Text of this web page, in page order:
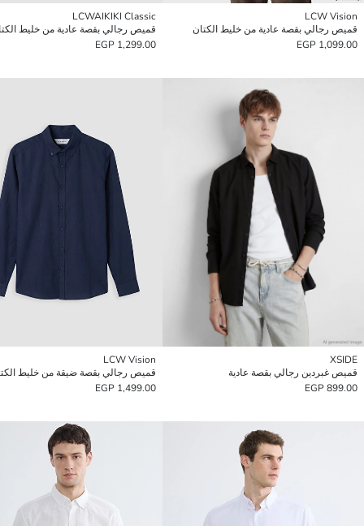
LCW Vision
قميص رجالي بقصة عادية من خليط الكتان
1,099.00 EGP
LCWAIKIKI Classic
قميص رجالي بقصة عادية من خليط
1,299.00 EGP
XSIDE
قميص غبردين رجالي بقصة عادية
899.00 EGP
LCW Vision
قميص رجالي بقصة ضيقة من خليط
1,499.00 EGP